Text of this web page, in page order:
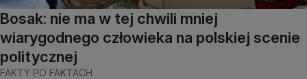
Bosak: nie ma w tej chwili mniej
wiarygodnego człowieka na polskiej scenie
politycznej
FAKTY PO FAKTACH